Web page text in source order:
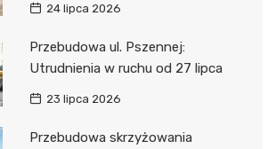
24 lipca 2026
Przebudowa ul. Pszennej:
Utrudnienia w ruchu od 27 lipca
23 lipca 2026
Przebudowa skrzyżowania